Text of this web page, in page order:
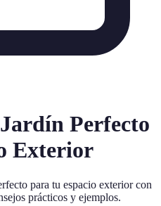
Perfecto
Exterior
para tu espacio exterior con
prácticos y ejemplos.